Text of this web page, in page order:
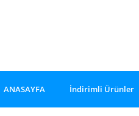
ANASAYFA İndirimli Ürünler